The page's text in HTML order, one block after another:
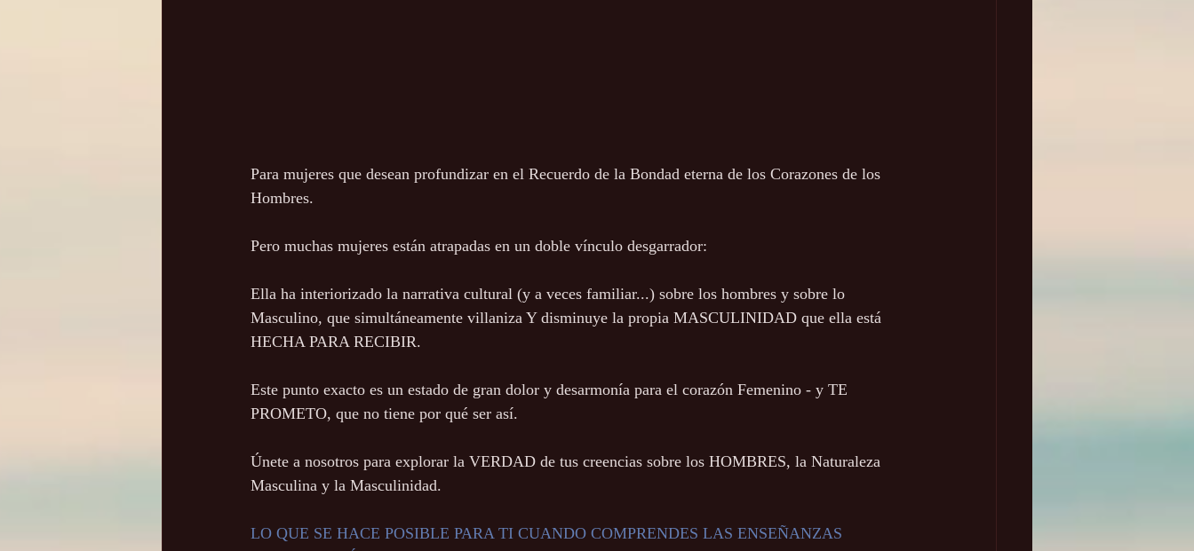
Para mujeres que desean profundizar en el Recuerdo de la Bondad eterna de los Corazones de los
Hombres.
Pero muchas mujeres están atrapadas en un doble vínculo desgarrador:
Ella ha interiorizado la narrativa cultural (y a veces familiar...) sobre los hombres y sobre lo
Masculino, que simultáneamente villaniza Y disminuye la propia MASCULINIDAD que ella está
HECHA PARA RECIBIR.
Este punto exacto es un estado de gran dolor y desarmonía para el corazón Femenino - y TE
PROMETO, que no tiene por qué ser así.
Únete a nosotros para explorar la VERDAD de tus creencias sobre los HOMBRES, la Naturaleza
Masculina y la Masculinidad.
LO QUE SE HACE POSIBLE PARA TI CUANDO COMPRENDES LAS ENSEÑANZAS